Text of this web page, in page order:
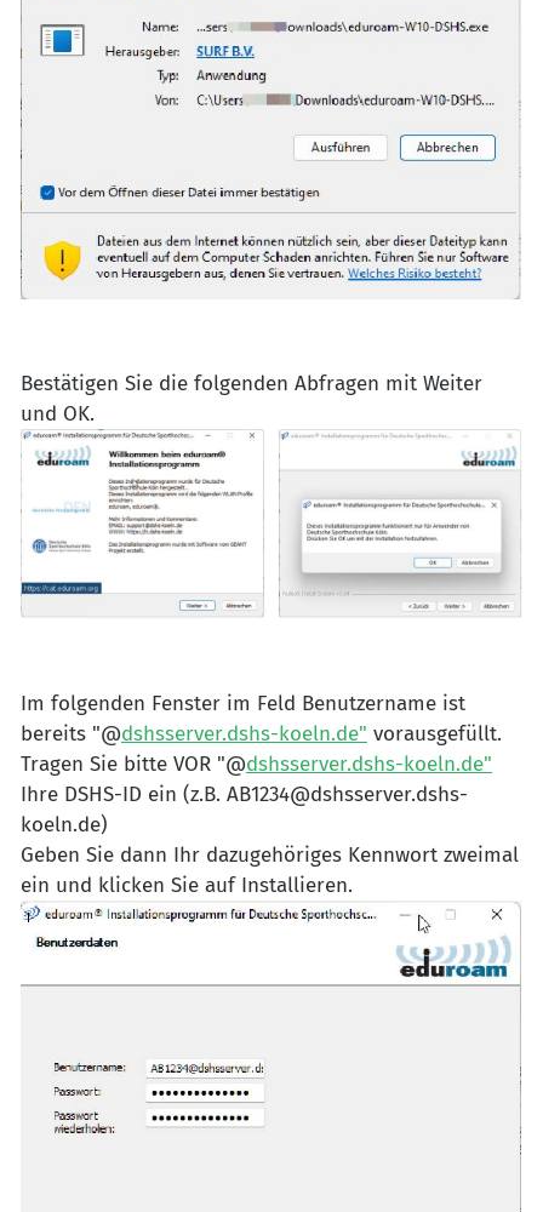
Bestätigen Sie die folgenden Abfragen mit Weiter
und OK.
Im folgenden Fenster im Feld Benutzername ist
bereits "@dshsserver.dshs-koeln.de" vorausgefüllt.
Tragen Sie bitte VOR "@dshsserver.dshs-koeln.de"
Ihre DSHS-ID ein (z.B. AB1234@dshsserver.dshs-
koeln.de)
Geben Sie dann Ihr dazugehöriges Kennwort zweimal
ein und klicken Sie auf Installieren.